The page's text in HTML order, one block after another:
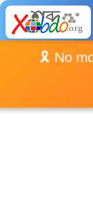
🎗️ No